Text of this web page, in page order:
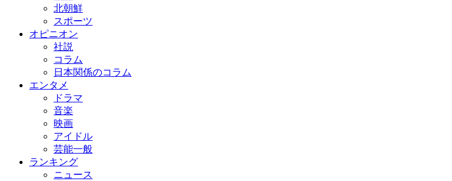
北朝鮮
スポーツ
オピニオン
社説
コラム
日本関係のコラム
エンタメ
ドラマ
音楽
映画
アイドル
芸能一般
ランキング
ニュース